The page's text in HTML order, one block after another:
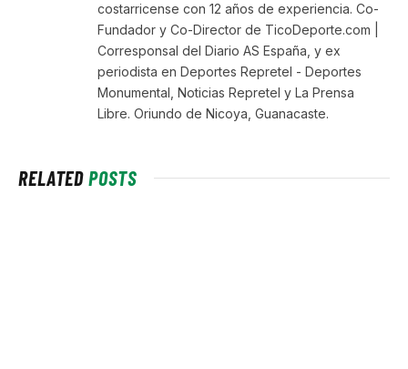
costarricense con 12 años de experiencia. Co-
Fundador y Co-Director de TicoDeporte.com |
Corresponsal del Diario AS España, y ex
periodista en Deportes Repretel - Deportes
Monumental, Noticias Repretel y La Prensa
Libre. Oriundo de Nicoya, Guanacaste.
RELATEDPOSTS